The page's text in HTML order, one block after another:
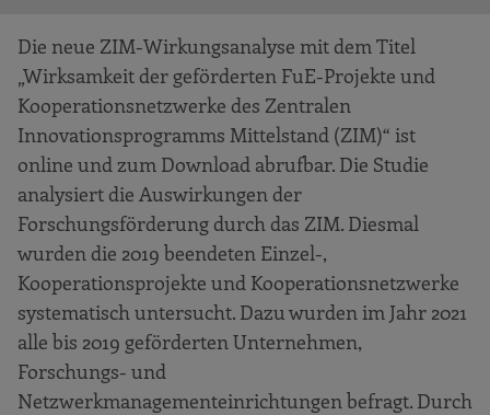
Die neue ZIM-Wirkungsanalyse mit dem Titel
„Wirksamkeit der geförderten FuE-Projekte und
Kooperationsnetzwerke des Zentralen
Innovationsprogramms Mittelstand (ZIM)“ ist
online und zum Download abrufbar. Die Studie
analysiert die Auswirkungen der
Forschungsförderung durch das ZIM. Diesmal
wurden die 2019 beendeten Einzel-,
Kooperationsprojekte und Kooperationsnetzwerke
systematisch untersucht. Dazu wurden im Jahr 2021
alle bis 2019 geförderten Unternehmen,
Forschungs- und
Netzwerkmanagementeinrichtungen befragt. Durch